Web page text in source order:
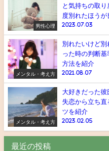
男性心理
と気持ちの取
度別れたほうが
2023.07.03
メンタル・考え方
別れたいけど
った時の判断
方法を紹介
2021.08.07
メンタル・考え方
大好きだった彼
失恋から立ち直
ツを紹介
2023.02.05
最近の投稿